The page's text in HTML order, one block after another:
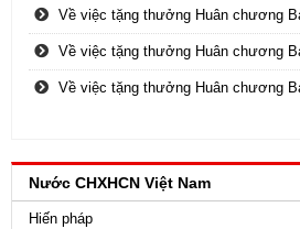
Về việc tặng thưởng Huân chương
Về việc tặng thưởng Huân chương
Về việc tặng thưởng Huân chương
Nước CHXHCN Việt Nam
Hiến pháp